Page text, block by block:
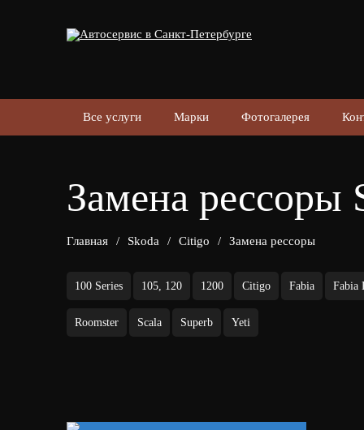
Все услуги Марки Фотогалерея
Замена рессоры
Главная / Skoda / Citigo / Замена рессоры
100 Series 105, 120 1200 Citigo Fabia Fabia
Roomster Scala Superb Yeti